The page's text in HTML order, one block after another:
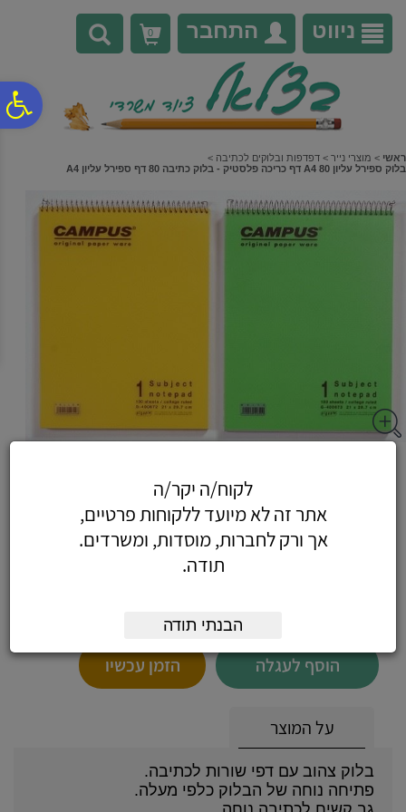
נגישות
אתר
המרכזי
ניווט התחבר 0
ראשי > מוצרי נייר > דפדפות ובלוקים לכתיבה >
בלוק ספירל עליון A4 80 דף כריכה פלסטיק - בלוק כתיבה 80 דף ספירל עליון A4
בלוק כתיבה 80 דף ספירל עליון A4
הוסף לעגלה הזמן עכשיו
על המוצר
בלוק צהוב עם דפי שורות לכתיבה.
פתיחה נוחה של הבלוק כלפי מעלה.
לקוח/ה יקר/ה
אתר זה לא מיועד ללקוחות פרטיים,
אך ורק לחברות, מוסדות, ומשרדים.
תודה.
הבנתי תודה